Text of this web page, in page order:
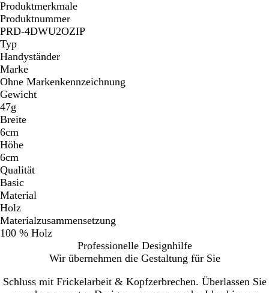
Produktmerkmale
Produktnummer
PRD-4DWU2OZIP
Typ
Handyständer
Marke
Ohne Markenkennzeichnung
Gewicht
47g
Breite
6cm
Höhe
6cm
Qualität
Basic
Material
Holz
Materialzusammensetzung
100 % Holz
Professionelle Designhilfe
Wir übernehmen die Gestaltung für Sie
Schluss mit Frickelarbeit & Kopfzerbrechen. Überlassen Sie